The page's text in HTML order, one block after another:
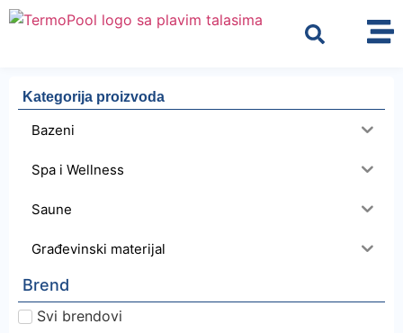
Kategorija proizvoda
Bazeni
Spa i Wellness
Saune
Građevinski materijal
Brend
Svi brendovi